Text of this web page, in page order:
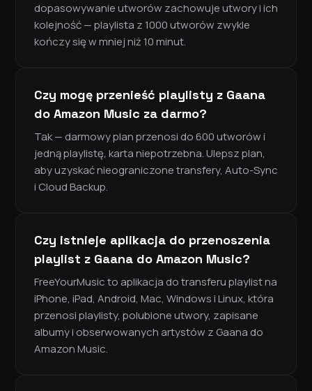
dopasowywanie utworów zachowuje utwory i ich
kolejność — playlista z 1000 utworów zwykle
kończy się w mniej niż 10 minut.
Czy mogę przenieść playlisty z Gaana
do Amazon Music za darmo?
Tak — darmowy plan przenosi do 600 utworów i
jedną playlistę, karta niepotrzebna. Ulepsz plan,
aby uzyskać nieograniczone transfery, Auto-Sync
i Cloud Backup.
Czy istnieje aplikacja do przenoszenia
playlist z Gaana do Amazon Music?
FreeYourMusic to aplikacja do transferu playlist na
iPhone, iPad, Android, Mac, Windows i Linux, która
przenosi playlisty, polubione utwory, zapisane
albumy i obserwowanych artystów z Gaana do
Amazon Music.